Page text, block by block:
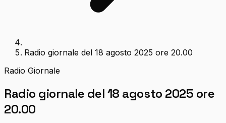
Radio giornale del 18 agosto 2025 ore 20.00
Radio Giornale
Radio giornale del 18 agosto 2025 ore
20.00